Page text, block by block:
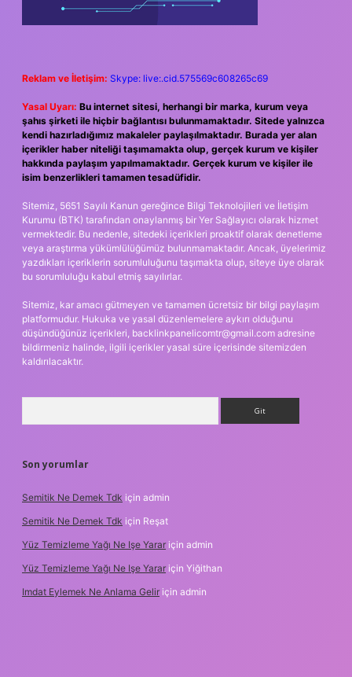
Reklam ve İletişim: Skype: live:.cid.575569c608265c69
Yasal Uyarı: Bu internet sitesi, herhangi bir marka, kurum veya
şahıs şirketi ile hiçbir bağlantısı bulunmamaktadır. Sitede yalnızca
kendi hazırladığımız makaleler paylaşılmaktadır. Burada yer alan
içerikler haber niteliği taşımamakta olup, gerçek kurum ve kişiler
hakkında paylaşım yapılmamaktadır. Gerçek kurum ve kişiler ile
isim benzerlikleri tamamen tesadüfidir.
Sitemiz, 5651 Sayılı Kanun gereğince Bilgi Teknolojileri ve İletişim
Kurumu (BTK) tarafından onaylanmış bir Yer Sağlayıcı olarak hizmet
vermektedir. Bu nedenle, sitedeki içerikleri proaktif olarak denetleme
veya araştırma yükümlülüğümüz bulunmamaktadır. Ancak, üyelerimiz
yazdıkları içeriklerin sorumluluğunu taşımakta olup, siteye üye olarak
bu sorumluluğu kabul etmiş sayılırlar.
Sitemiz, kar amacı gütmeyen ve tamamen ücretsiz bir bilgi paylaşım
platformudur. Hukuka ve yasal düzenlemelere aykırı olduğunu
düşündüğünüz içerikleri, backlinkpanelicomtr@gmail.com adresine
bildirmeniz halinde, ilgili içerikler yasal süre içerisinde sitemizden
kaldırılacaktır.
Son yorumlar
Semitik Ne Demek Tdk için admin
Semitik Ne Demek Tdk için Reşat
Yüz Temizleme Yağı Ne Işe Yarar için admin
Yüz Temizleme Yağı Ne Işe Yarar için Yiğithan
Imdat Eylemek Ne Anlama Gelir için admin